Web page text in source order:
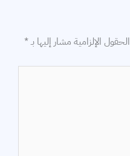
الحقول الإلزامية مشار إليها بـ*